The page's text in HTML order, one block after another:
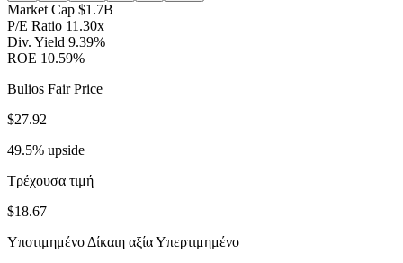
Market Cap $1.7B
P/E Ratio 11.30x
Div. Yield 9.39%
ROE 10.59%
Bulios Fair Price
$27.92
49.5% upside
Τρέχουσα τιμή
$18.67
Υποτιμημένο Δίκαιη αξίαΥπερτιμημένο